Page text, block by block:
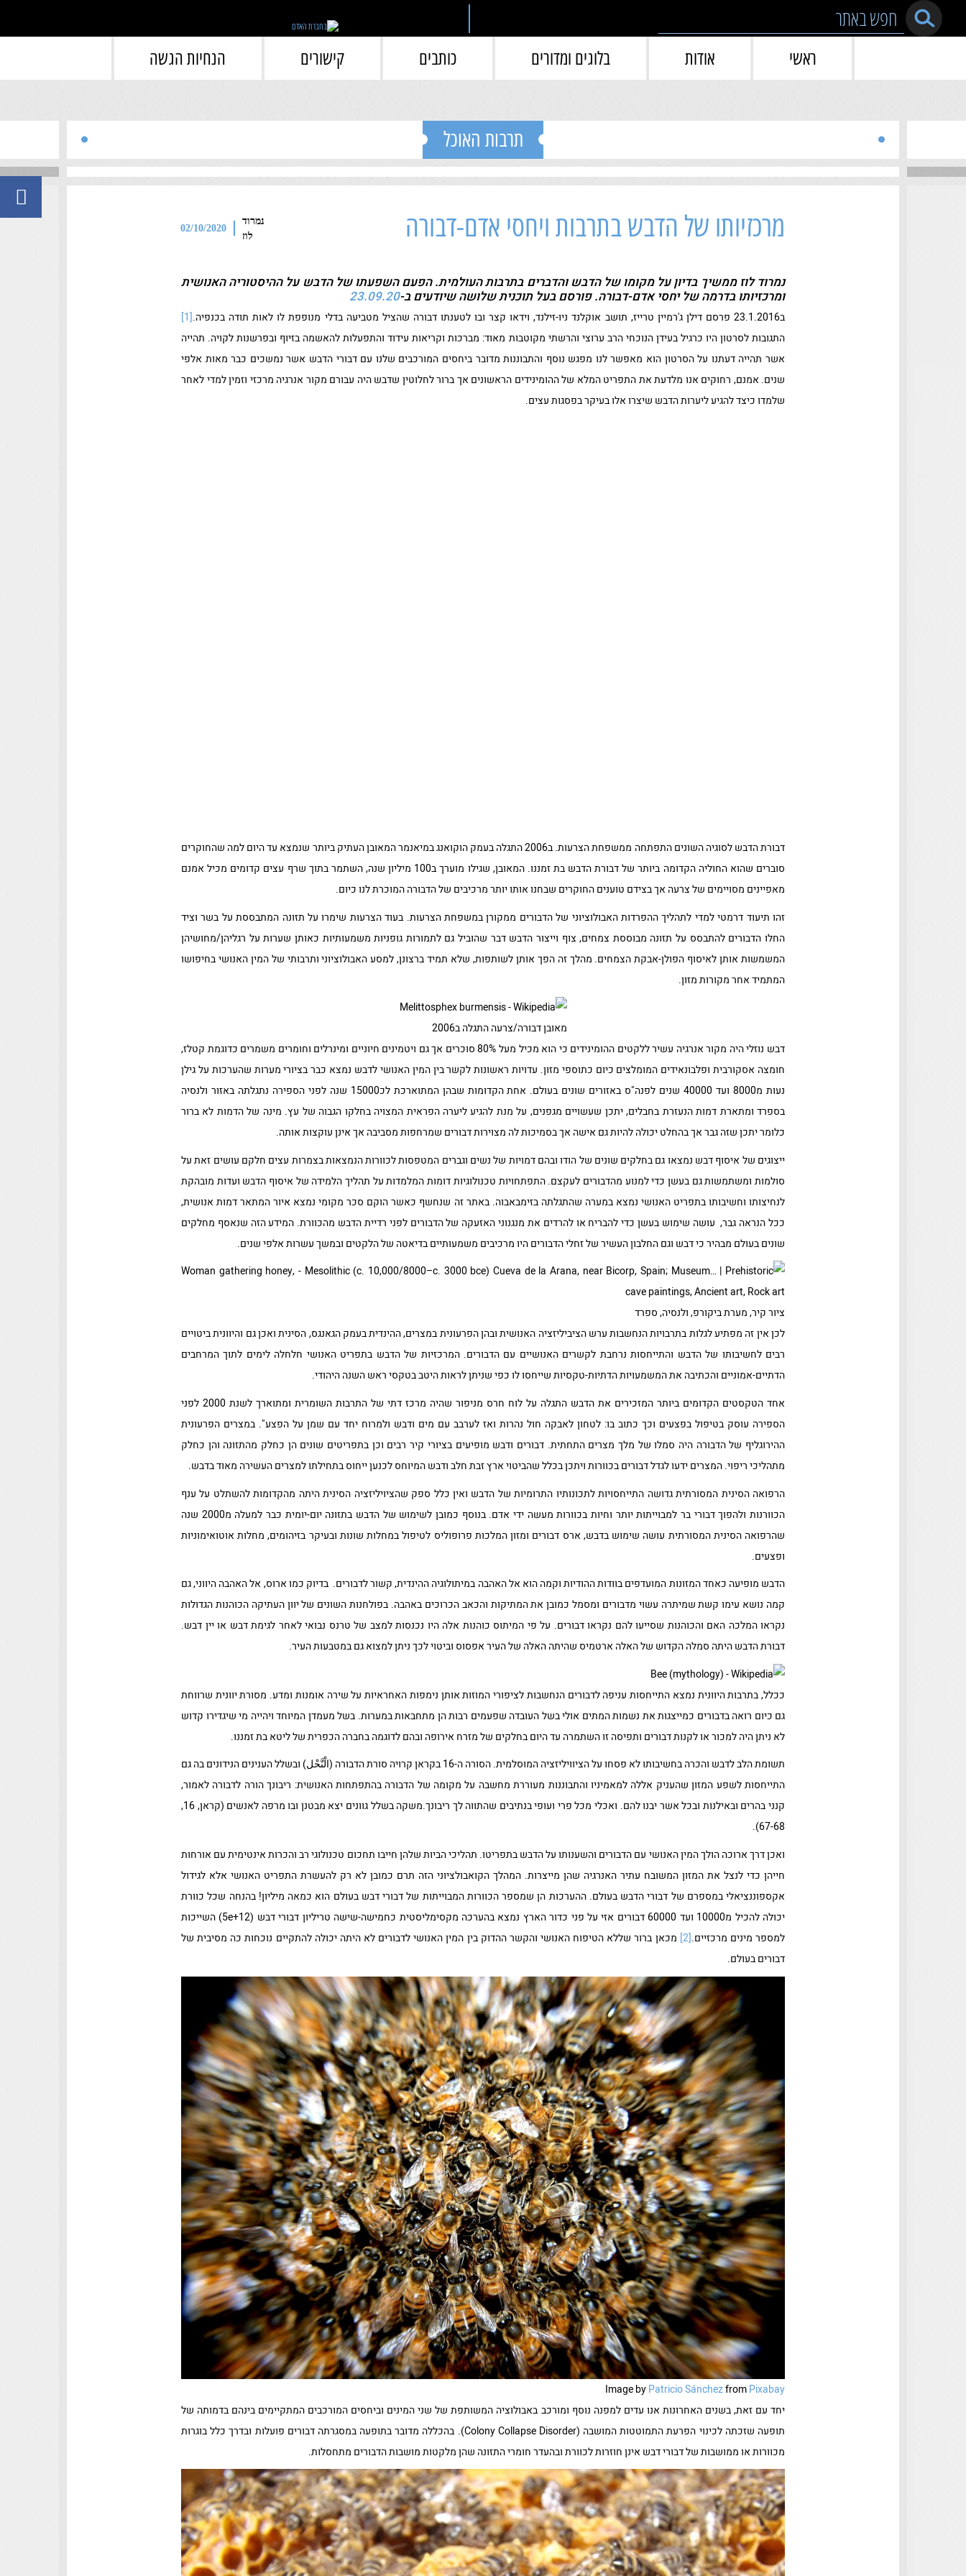
Skip to content
ראשי אודות בלוגים ומדורים כותבים קישורים הנחיות הגשה
תרבות האוכל
מרכזיותו של הדבש בתרבות ויחסי אדם-דבורה
נמרוד
לוז
02/10/2020
נמרוד לוז ממשיך בדיון על מקומו של הדבש והדברים בתרבות העולמית. הפעם השפעתו של הדבש על ההיסטוריה האנושית
ומרכזיותו בדרמה של יחסי אדם-דבורה. פורסם בעל תוכנית שלושה שיודעים ב-23.09.20
ב23.1.2016 פרסם דילן ג'רמיין טרייז, תושב אוקלנד ניו-זילנד, וידאו קצר ובו לטענתו דבורה שהציל מטביעה בדלי מנופפת לו לאות תודה בכנפיה.
[1]
התגובות לסרטון היו כרגיל בעידן הנוכחי הרב ערוצי והרשתי מקוטבות מאוד: מברכות וקריאות עידוד והתפעלות להאשמה בזיוף ובפרשנות לקויה. תהייה
אשר תהייה דעתנו על הסרטון הוא מאפשר לנו מפגש נוסף והתבוננות מדובר ביחסים המורכבים שלנו עם דבורי הדבש אשר נמשכים כבר מאות אלפי
שנים. אמנם, רחוקים אנו מלדעת את התפריט המלא של ההומינידים הראשונים אך ברור לחלוטין שדבש היה עבורם מקור אנרגיה מרכזי וזמין למדי לאחר
שלמדו כיצד להגיע ליערות הדבש שיצרו אלו בעיקר בפסגות עצים.
דבורת הדבש לסוגיה השונים התפתחה ממשפחת הצרעות. ב2006 התגלה בעמק הוקואנג במיאנמר המאובן העתיק ביותר שנמצא עד היום למה שהחוקרים
סוברים שהוא החוליה הקדומה ביותר של דבורת הדבש בת זמננו. המאובן, שגילו מוערך ב100 מיליון שנה, השתמר בתוך שרף עצים קדומים מכיל אמנם
מאפיינים מסויימים של צרעה אך בצידם טוענים החוקרים שבחנו אותו יותר מרכיבים של הדבורה המוכרת לנו כיום.
זהו תיעוד דרמטי למדי לתהליך ההפרדות האבולוציוני של הדבורים ממקורן במשפחת הצרעות. בעוד הצרעות שימרו על תזונה המתבססת על בשר וציד
החלו הדבורים להתבסס על תזונה מבוססת צמחים, צוף וייצור הדבש דבר שהוביל גם לתמורות גופניות משמעותיות כאותן שערות על רגליהן/מחושיהן
המשמשות אותן לאיסוף הפולן-אבקת הצמחים. מהלך זה הפך אותן לשותפות, שלא תמיד ברצונן, למסע האבולוציוני ותרבותי של המין האנושי בחיפושו
המתמיד אחר מקורות מזון.
מאובן דבורה/צרעה התגלה ב2006
דבש נוזלי היה מקור אנרגיה עשיר ללקטים ההומינידים כי הוא מכיל מעל 80% סוכרים אך גם ויטמינים חיוניים ומינרלים וחומרים משמרים כדוגמת קטלז,
חומצה אסקורבית ופלבונאידים המומלצים כיום כתוספי מזון. עדויות ראשונות לקשר בין המין האנושי לדבש נמצא כבר בציורי מערות שהערכות על גילן
נעות מ8000 ועד 40000 שנים לפנה"ס באזורים שונים בעולם. אחת הקדומות שבהן המתוארכת לכ15000 שנה לפני הספירה נתגלתה באזור ולנסיה
בספרד ומתארת דמות הנעזרת בחבלים, יתכן שעשויים מגפנים, על מנת להגיע ליערה הפראית המצויה בחלקו הגבוה של עץ. מינה של הדמות לא ברור
כלומר יתכן שזה גבר אך בהחלט יכולה להיות גם אישה אך בסמיכות לה מצוירות דבורים שמרחפות מסביבה אך אינן עוקצות אותה.
ייצוגים של איסוף דבש נמצאו גם בחלקים שונים של הודו ובהם דמויות של נשים וגברים המטפסות לכוורות הנמצאות בצמרות עצים חלקם עושים זאת על
סולמות ומשתמשות גם בעשן כדי למנוע מהדבורים לעקצם. התפתחויות טכנולוגיות דומות המלמדות על תהליך הלמידה של איסוף הדבש ועדות מובהקת
לנחיצותו וחשיבותו בתפריט האנושי נמצא במערה שהתגלתה בזימבאבוה. באתר זה שנחשף כאשר הוקם סכר מקומי נמצא איור המתאר דמות אנושית,
ככל הנראה גבר, עושה שימוש בעשן כדי להבריח או להרדים את מנגנוני האזעקה של הדבורים לפני רדיית הדבש מהכוורת. המידע הזה שנאסף מחלקים
שונים בעולם מבהיר כי דבש וגם החלבון העשיר של זחלי הדבורים היו מרכיבים משמעותיים בדיאטה של הלקטים ובמשך עשרות אלפי שנים.
ציור קיר, מערת ביקורפ, ולנסיה, ספרד
לכן אין זה מפתיע לגלות בתרבויות הנחשבות ערש הציביליזציה האנושית ובהן הפרעונית במצרים, ההינדית בעמק הגאנגס, הסינית ואכן גם והיוונית ביטויים
רבים לחשיבותו של הדבש והתייחסות נרחבת לקשרים האנושיים עם הדבורים. המרכזיות של הדבש בתפריט האנושי חלחלה לימים לתוך המרחבים
הדתיים-אמוניים והכתיבה את המשמעויות הדתיות-טקסיות שייחסו לו כפי שניתן לראות היטב בטקסי ראש השנה היהודי.
אחד הטקסטים הקדומים ביותר המזכירים את הדבש התגלה על לוח חרס מניפור שהיה מרכז דתי של התרבות השומרית ומתוארך לשנת 2000 לפני
הספירה עוסק בטיפול בפצעים וכך כתוב בו: לטחון לאבקה חול נהרות ואז לערבב עם מים ודבש ולמרוח יחד עם שמן על הפצע". במצרים הפרעונית
ההירוגליף של הדבורה היה סמלו של מלך מצרים התחתית. דבורים ודבש מופיעים בציורי קיר רבים וכן בתפריטים שונים הן כחלק מהתזונה והן כחלק
מתהליכי ריפוי. המצרים ידעו לגדל דבורים בכוורות ויתכן בכלל שהביטוי ארץ זבת חלב ודבש המיוחס לכנען ייחוס בתחילתו למצרים העשירה מאוד בדבש.
הרפואה הסינית המסורתית גדושה התייחסויות לתכונותיו התרומיות של הדבש ואין כלל ספק שהציויליזציה הסינית היתה מהקדומות להשתלט על ענף
הכוורנות ולהפוך דבורי בר למבוייתות יותר וחיות בכוורות מעשה ידי אדם. בנוסף כמובן לשימוש של הדבש בתזונה יום-יומית כבר למעלה מ2000 שנה
שהרפואה הסינית המסורתית עושה שימוש בדבש, ארס דבורים ומזון המלכות פרופוליס לטיפול במחלות שונות ובעיקר בזיהומים, מחלות אוטואימוניות
ופצעים.
הדבש מופיעה כאחד המזונות המועדפים בוודות ההודיות וקמה הוא אל האהבה במיתולוגיה ההינדית, קשור לדבורים. בדיוק כמו ארוס, אל האהבה היווני, גם
קמה נושא עימו קשת שמיתרה עשוי מדבורים ומסמל כמובן את המתיקות והכאב הכרוכים באהבה. בפולחנות השונים של יוון העתיקה הכוהנות הגדולות
נקראו המלכה האם והכוהנות שסייעו להם נקראו דבורים. על פי המיתוס כוהנות אלה היו נכנסות למצב של טרנס נבואי לאחר לגימת דבש או יין דבש.
דבורת הדבש היתה סמלה הקדוש של האלה ארטמיס שהיתה האלה של העיר אפסוס וביטוי לכך ניתן למצוא גם במטבעות העיר.
ככלל, בתרבות היוונית נמצא התייחסות עניפה לדבורים הנחשבות לציפורי המוזות אותן נימפות האחראיות על שירה אומנות ומדע. מסורת יוונית שרווחת
גם כיום רואה בדבורים כמייצגות את נשמות המתים אולי בשל העובדה שפעמים רבות הן מתחבאות במערות. בשל מעמדן המיוחד ויהייה מי שיגדירו קדוש
לא ניתן היה למכור או לקנות דבורים ותפיסה זו השתמרה עד היום בחלקים של מזרח אירופה ובהם לדוגמה בחברה הכפרית של ליטא בת זמננו.
תשומת הלב לדבש והכרה בחשיבותו לא פסחו על הציוויליזציה המוסלמית. הסורה ה-16 בקראן קרויה סורת הדבורה (الْنَّحْل) ובשלל הענינים הנידונים בה גם
התייחסות לשפע המזון שהעניק אללה למאמיניו והתבוננות מעוררת מחשבה על מקומה של הדבורה בהתפתחות האנושית: ריבונך הורה לדבורה לאמור,
קנני בהרים ובאילנות ובכל אשר יבנו להם. ואכלי מכל פרי ועופי בנתיבים שהתווה לך ריבונך.משקה בשלל גוונים יצא מבטנן ובו מרפה לאנשים (קראן, 16,
67-68).
ואכן דרך ארוכה הולך המין האנושי עם הדבורים והשענותו על הדבש בתפריטו. תהליכי הביות שלהן חייבו תחכום טכנולוגי רב והכרות אינטימית עם אורחות
חייהן כדי לנצל את המזון המשובח עתיר האנרגיה שהן מייצרות. המהלך הקואבולציוני הזה תרם כמובן לא רק להעשרת התפריט האנושי אלא לגידול
אקספוננציאלי במספרם של דבורי הדבש בעולם. ההערכות הן שמספר הכוורות המבוייתות של דבורי דבש בעולם הוא כמאה מיליון! בהנחה שכל כוורת
יכולה להכיל מ10000 ועד 60000 דבורים אזי על פני כדור הארץ נמצא בהערכה מקסימליסטית כחמישה-שישה טריליון דבורי דבש (5e+12) השייכות
למספר מינים מרכזיים.[2]
מכאן ברור שללא הטיפוח האנושי והקשר ההדוק בין המין האנושי לדבורים לא היתה יכולה להתקיים נוכחות כה מסיבית של
דבורים בעולם.
Image byPatricio SánchezfromPixabay
יחד עם זאת, בשנים האחרונות אנו עדים למפנה נוסף ומורכב באבולוציה המשותפת של שני המינים וביחסים המורכבים המתקיימים בינהם בדמותה של
תופעה שזכתה לכינוי הפרעת התמוטטות המושבה (Colony Collapse Disorder). בהכללה מדובר בתופעה במסגרתה דבורים פועלות ובדרך כלל בוגרות
מכוורות או ממושבות של דבורי דבש אינן חוזרות לכוורת ובהעדר חומרי התזונה שהן מלקטות מושבות הדבורים מתחסלות.